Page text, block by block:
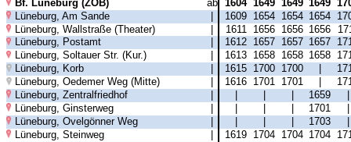
Bf. Lüneburg (ZOB) ab 1604 1649 1649 1649
Lüneburg, Am Sande
| 1609 1654 1654 1654
Lüneburg, Wallstraße (Theater)
| 1611 1656 1656 1656
Lüneburg, Postamt
1612 1657 1657 1657
Lüneburg, Soltauer Str. (Kur.)
1613 1658 1658 1658
Lüneburg, Korb
1615 1700 1700
Lüneburg, Oedemer Weg (Mitte)
1616 1701 1701
Lüneburg, Zentralfriedhof
1659
Lüneburg, Ginsterweg
1701
Lüneburg, Ovelgönner Weg
1703
Lüneburg, Steinweg
| 1619 1704 1704 1704